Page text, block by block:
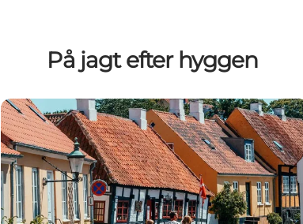
På jagt efter hyggen
Hygge i købstæderne